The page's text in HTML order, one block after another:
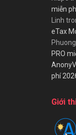
miễn
Linh
eTax
Phuong
PRO
phí
Giới